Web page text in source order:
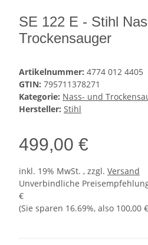
SE 122 E - Stihl
Trockensauger
Artikelnummer: 4774 012 4405
GTIN: 795711378271
Kategorie: Nass- und
Hersteller: Stihl
499,00 €
inkl. 19% MwSt. , zzgl. Versand
Unverbindliche
€
(Sie sparen 16.69%, also 100,00 €